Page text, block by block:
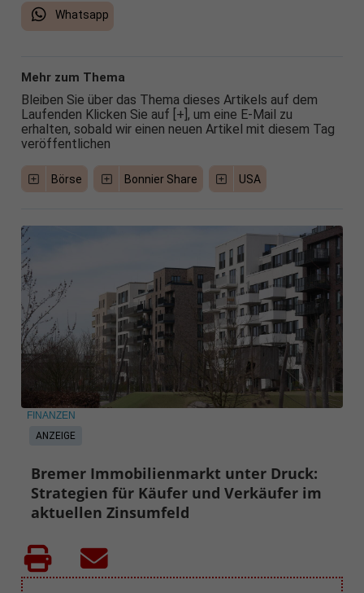
Whatsapp
Mehr zum Thema
Bleiben Sie über das Thema dieses Artikels auf dem
Laufenden Klicken Sie auf [+], um eine E-Mail zu
erhalten, sobald wir einen neuen Artikel mit diesem Tag
veröffentlichen
Börse Bonnier Share USA
ANZEIGE
FINANZEN
Bremer Immobilienmarkt unter Druck:
Strategien für Käufer und Verkäufer im
aktuellen Zinsumfeld